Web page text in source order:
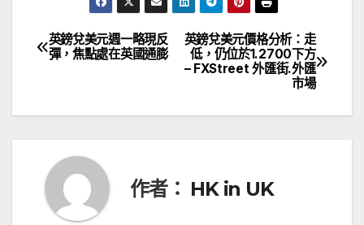
文
導
英鎊兌美元價格分析：走
低，仍位於1.2700下方
– FXStreet 外匯街.外匯
市場
英鎊兌美元週一略現反
彈，焦點處在英國通膨
作者： HK in UK